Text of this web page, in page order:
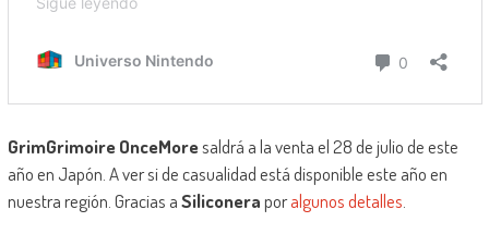
GrimGrimoire OnceMoresaldrá a la venta el 28 de julio de este
año en Japón. A ver si de casualidad está disponible este año en
nuestra región. Gracias aSiliconeraporalgunos detalles